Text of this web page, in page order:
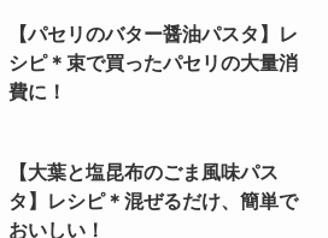
【パセリのバター醤油パスタ】レ
シピ＊束で買ったパセリの大量消
費に！
【大葉と塩昆布のごま風味パス
タ】レシピ＊混ぜるだけ、簡単で
おいしい！